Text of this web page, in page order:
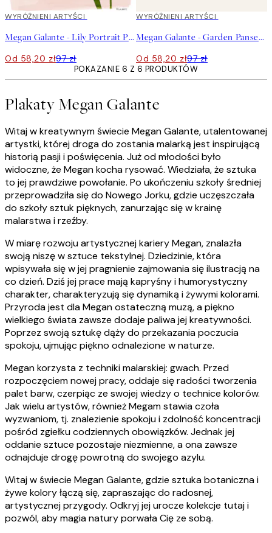
40%*
WYRÓŻNIENI ARTYŚCI
Megan Galante - Lily Portrait Plakat
Od 58,20 zł97 zł
40%*
WYRÓŻNIENI ARTYŚCI
Megan Galante - Garden Pansey Plakat
Od 58,20 zł97 zł
POKAZANIE 6 Z 6 PRODUKTÓW
Plakaty Megan Galante
Witaj w kreatywnym świecie Megan Galante, utalentowanej
artystki, której droga do zostania malarką jest inspirującą
historią pasji i poświęcenia. Już od młodości było
widoczne, że Megan kocha rysować. Wiedziała, że sztuka
to jej prawdziwe powołanie. Po ukończeniu szkoły średniej
przeprowadziła się do Nowego Jorku, gdzie uczęszczała
do szkoły sztuk pięknych, zanurzając się w krainę
malarstwa i rzeźby.
W miarę rozwoju artystycznej kariery Megan, znalazła
swoją niszę w sztuce tekstylnej. Dziedzinie, która
wpisywała się w jej pragnienie zajmowania się ilustracją na
co dzień. Dziś jej prace mają kapryśny i humorystyczny
charakter, charakteryzują się dynamiką i żywymi kolorami.
Przyroda jest dla Megan ostateczną muzą, a piękno
wielkiego świata zawsze dodaje paliwa jej kreatywności.
Poprzez swoją sztukę dąży do przekazania poczucia
spokoju, ujmując piękno odnalezione w naturze.
Megan korzysta z techniki malarskiej: gwach. Przed
rozpoczęciem nowej pracy, oddaje się radości tworzenia
palet barw, czerpiąc ze swojej wiedzy o technice kolorów.
Jak wielu artystów, również Megam stawia czoła
wyzwaniom, tj. znalezienie spokoju i zdolność koncentracji
pośród zgiełku codziennych obowiązków. Jednak jej
oddanie sztuce pozostaje niezmienne, a ona zawsze
odnajduje drogę powrotną do swojego azylu.
Witaj w świecie Megan Galante, gdzie sztuka botaniczna i
żywe kolory łączą się, zapraszając do radosnej,
artystycznej przygody. Odkryj jej urocze kolekcje tutaj i
pozwól, aby magia natury porwała Cię ze sobą.